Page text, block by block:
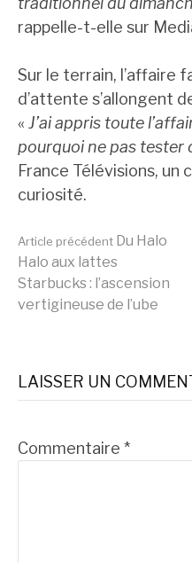
rappelle-t-elle sur
Sur le terrain, l’affaire
d’attente s’allongent
« J’ai appris toute
pourquoi ne pas tester
France Télévisions, un
curiosité.
Lire
la
suite
Article précédent Du Halo
Halo aux lattes
Starbucks : l’ascension
vertigineuse de l’ube
LAISSER UN
Commentaire *